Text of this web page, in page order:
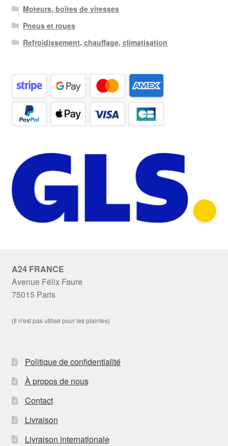
Moteurs, boîtes de vitesses
Pneus et roues
Refroidissement, chauffage, climatisation
A24 FRANCE
Avenue Félix Faure
75015 Paris
(Il n'est pas utilisé pour les plaintes)
Politique de confidentialité
À propos de nous
Contact
Livraison
Livraison internationale